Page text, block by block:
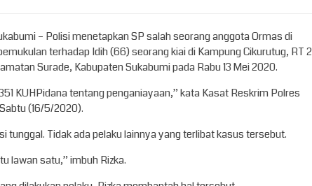
– Polisi menetapkan SP salah seorang anggota Ormas di
terhadap Idih (66) seorang kiai di Kampung Cikurutug, RT 2
Surade, Kabupaten Sukabumi pada Rabu 13 Mei 2020.
KUHPidana tentang penganiayaan,” kata Kasat Reskrim Polres
(16/5/2020).
tunggal. Tidak ada pelaku lainnya yang terlibat kasus tersebut.
lawan satu,” imbuh Rizka.